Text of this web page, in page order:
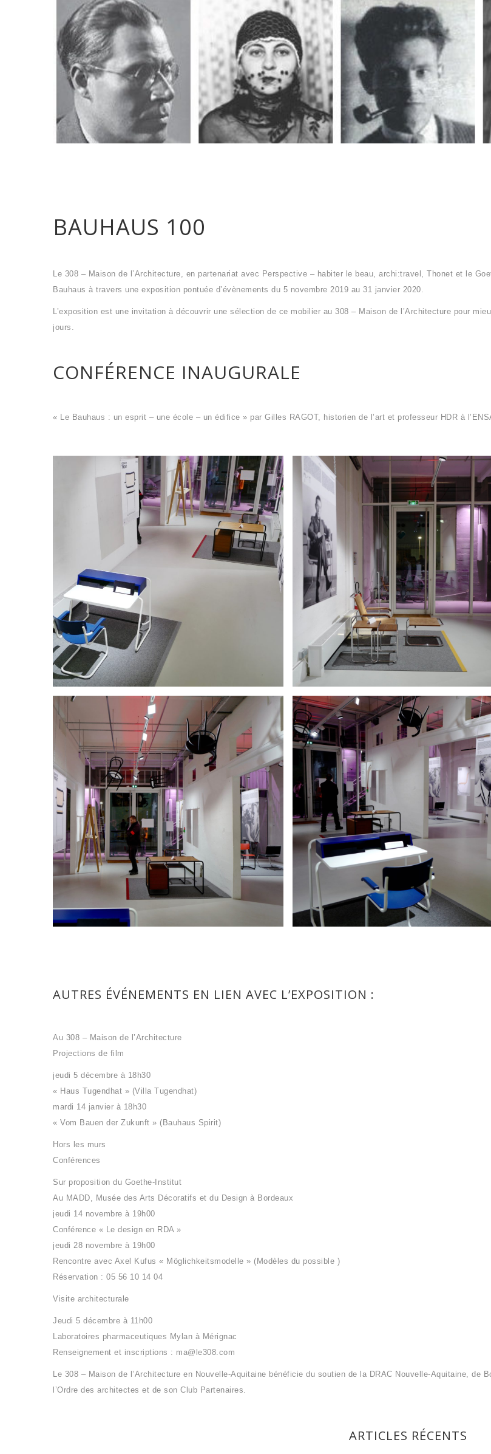
BAUHAUS 100
Le 308 – Maison de l’Architecture, en partenariat avec Perspective – habiter le beau, archi:travel, Thonet et le
Bauhaus à travers une exposition pontuée d’évènements du 5 novembre 2019 au 31 janvier 2020.
L’exposition est une invitation à découvrir une sélection de ce mobilier au 308 – Maison de l’Architecture pour
jours.
CONFÉRENCE INAUGURALE
« Le Bauhaus : un esprit – une école – un édifice » par Gilles RAGOT, historien de l’art et professeur HDR à
AUTRES ÉVÉNEMENTS EN LIEN AVEC L’EXPOSITION :
Au 308 – Maison de l’Architecture
Projections de film
jeudi 5 décembre à 18h30
« Haus Tugendhat » (Villa Tugendhat)
mardi 14 janvier à 18h30
« Vom Bauen der Zukunft » (Bauhaus Spirit)
Hors les murs
Conférences
Sur proposition du Goethe-Institut
Au MADD, Musée des Arts Décoratifs et du Design à Bordeaux
jeudi 14 novembre à 19h00
Conférence « Le design en RDA »
jeudi 28 novembre à 19h00
Rencontre avec Axel Kufus « Möglichkeitsmodelle » (Modèles du possible )
Réservation : 05 56 10 14 04
Visite architecturale
Jeudi 5 décembre à 11h00
Laboratoires pharmaceutiques Mylan à Mérignac
Renseignement et inscriptions : ma@le308.com
Le 308 – Maison de l’Architecture en Nouvelle-Aquitaine bénéficie du soutien de la DRAC Nouvelle-Aquitaine,
l’Ordre des architectes et de son Club Partenaires.
ARTICLES RÉCENTS